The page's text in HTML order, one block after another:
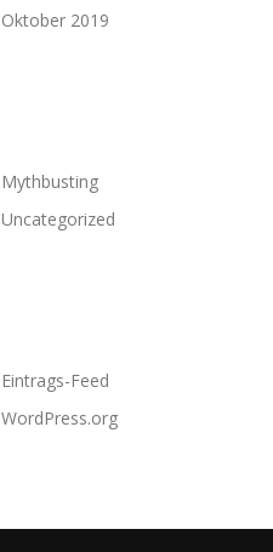
Oktober 2019
Mythbusting
Uncategorized
Eintrags-Feed
WordPress.org